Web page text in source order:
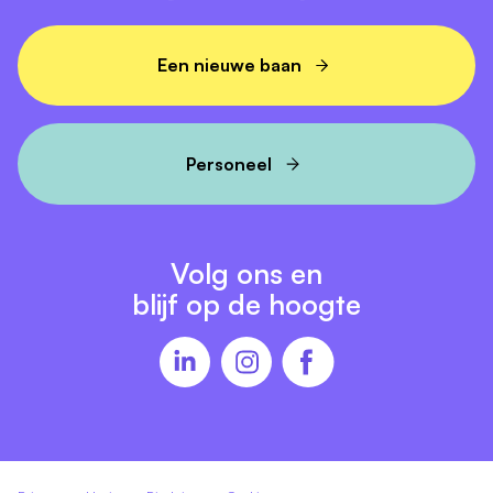
bij klanten aankomen.
Als BBL Logistiek Medewerker maak je onderdeel uit
van dit proces en leg je een sterke basis voor jouw
Enthousiast?
Wil jij werken én leren combineren binnen een
Solliciteer dan direct op de functie van BBL Logistiek
Medewerker bij Health2Work.
Stuur je cv en motivatie naarHR@health2work.nl
Een nieuwe baan
Personeel
Volg ons en
blijf op de hoogte